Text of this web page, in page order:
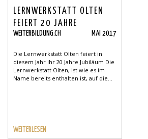
LERNWERKSTATT OLTEN
FEIERT 20 JAHRE
WEITERBILDUNG.CH MAI 2017
Die Lernwerkstatt Olten feiert in
diesem Jahr ihr 20 Jahre Jubiläum Die
Lernwerkstatt Olten, ist wie es im
Name bereits enthalten ist, auf die...
WEITERLESEN